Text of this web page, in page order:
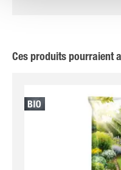
Ces produits pourraient